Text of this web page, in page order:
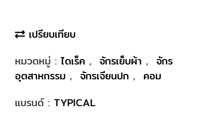
เปรียบเทียบ
หมวดหมู่ : ไดเร็ค , จักรเย็บผ้า , จักร
อุตสาหกรรม , จักรเจียนปก , คอม
แบรนด์ : TYPICAL